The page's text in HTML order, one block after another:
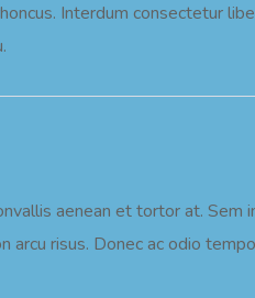
Interdum consectetur
aenean et tortor at.
risus. Donec ac odio